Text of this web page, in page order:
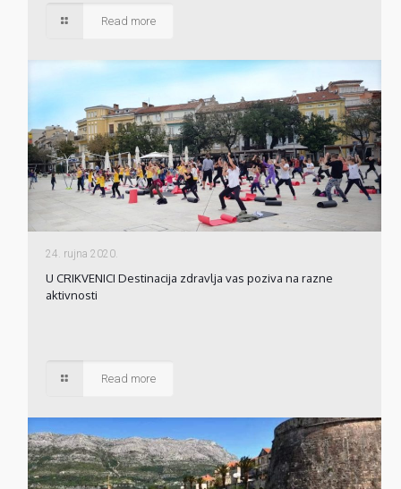
Read more
24. rujna 2020.
U CRIKVENICI Destinacija zdravlja vas poziva na razne
aktivnosti
Read more